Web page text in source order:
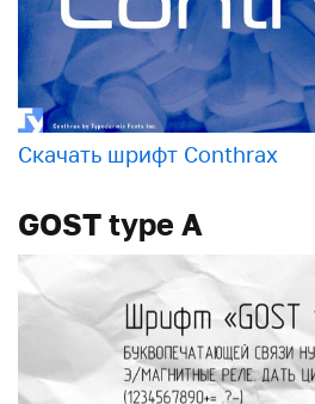
Скачать шрифт Conthrax
GOST type A